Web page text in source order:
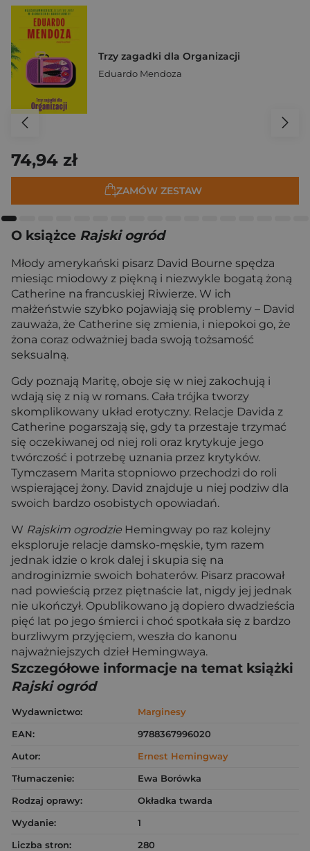
Trzy zagadki dla Organizacji
Eduardo Mendoza
74,94 zł
ZAMÓW ZESTAW
O książce Rajski ogród
Młody amerykański pisarz David Bourne spędza
miesiąc miodowy z piękną i niezwykle bogatą żoną
Catherine na francuskiej Riwierze. W ich
małżeństwie szybko pojawiają się problemy – David
zauważa, że Catherine się zmienia, i niepokoi go, że
żona coraz odważniej bada swoją tożsamość
seksualną.
Gdy poznają Maritę, oboje się w niej zakochują i
wdają się z nią w romans. Cała trójka tworzy
skomplikowany układ erotyczny. Relacje Davida z
Catherine pogarszają się, gdy ta przestaje trzymać
się oczekiwanej od niej roli oraz krytykuje jego
twórczość i potrzebę uznania przez krytyków.
Tymczasem Marita stopniowo przechodzi do roli
wspierającej żony. David znajduje u niej podziw dla
swoich bardzo osobistych opowiadań.
W Rajskim ogrodzie Hemingway po raz kolejny
eksploruje relacje damsko-męskie, tym razem
jednak idzie o krok dalej i skupia się na
androginizmie swoich bohaterów. Pisarz pracował
nad powieścią przez piętnaście lat, nigdy jej jednak
nie ukończył. Opublikowano ją dopiero dwadzieścia
pięć lat po jego śmierci i choć spotkała się z bardzo
burzliwym przyjęciem, weszła do kanonu
najważniejszych dzieł Hemingwaya.
Szczegółowe informacje na temat książki
Rajski ogród
Wydawnictwo:
Marginesy
EAN:
9788367996020
Autor:
Ernest Hemingway
Tłumaczenie:
Ewa Borówka
Rodzaj oprawy:
Okładka twarda
Wydanie:
1
Liczba stron:
280